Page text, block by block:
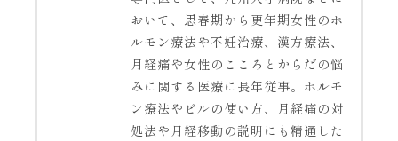
おいて、思春期から更年期女性のホ
ルモン療法や不妊治療、漢方療法、
月経痛や女性のこころとからだの悩
みに関する医療に長年従事。ホルモ
ン療法やピルの使い方、月経痛の対
処法や月経移動の説明にも精通した